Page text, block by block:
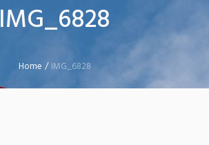
IMG_6828
Home /IMG_6828